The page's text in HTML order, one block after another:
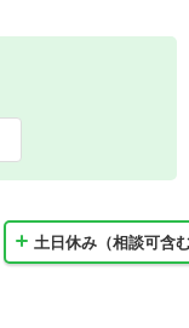
土日休み（相談可含